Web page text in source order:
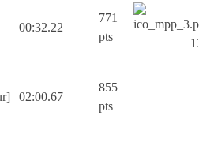
00:32.22
771
pts
02:00.67
855
pts